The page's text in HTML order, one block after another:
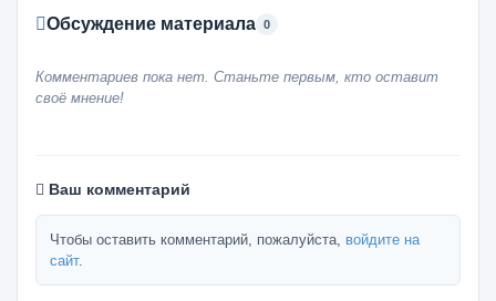
Обсуждение материала 0
Комментариев пока нет. Станьте первым, кто оставит
своё мнение!
Ваш комментарий
Чтобы оставить комментарий, пожалуйста, войдите на
сайт.